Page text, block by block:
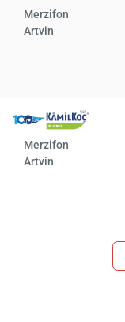
Merzifon
Artvin
Merzifon
Artvin